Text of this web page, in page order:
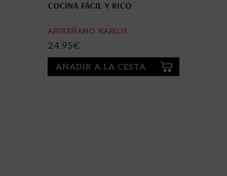
COCINA FÁCIL Y RICO
ARGUIÑANO, KARLOS
24,95€
AÑADIR A LA CESTA